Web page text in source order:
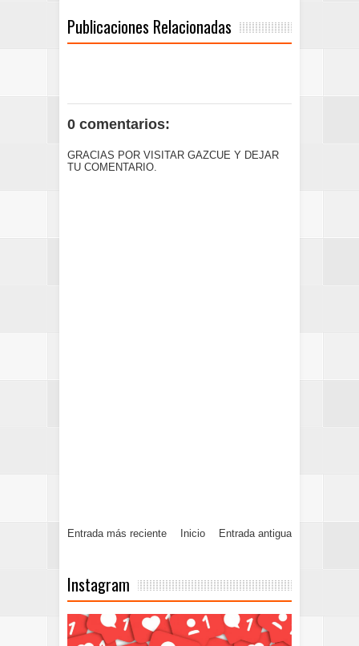
Publicaciones Relacionadas
0 comentarios:
GRACIAS POR VISITAR GAZCUE Y DEJAR
TU COMENTARIO.
Entrada más reciente Entrada antigua
Inicio
Instagram